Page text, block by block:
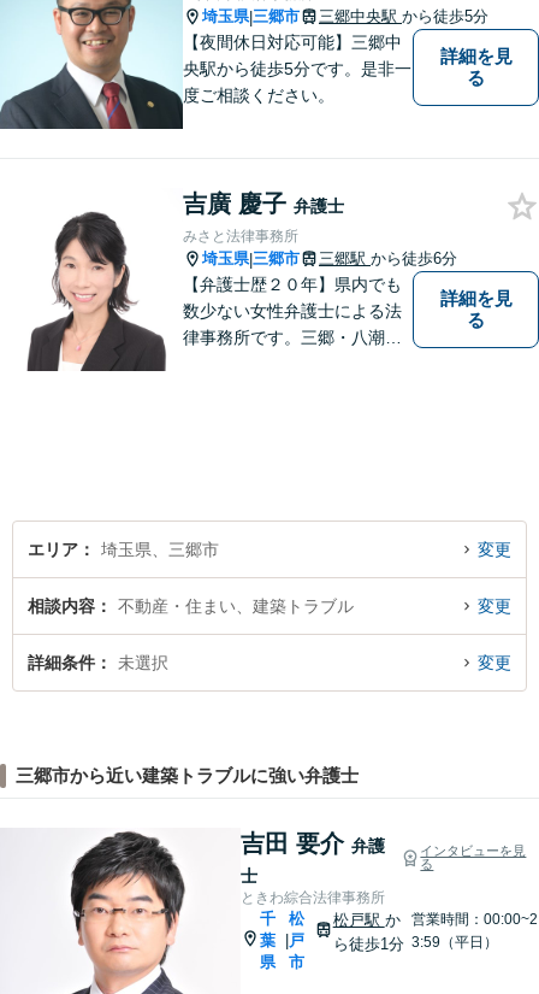
埼玉県|三郷市 三郷中央駅 から徒歩5分
【夜間休日対応可能】三郷中
央駅から徒歩5分です。是非一
度ご相談ください。
詳細を見
る
吉廣 慶子 弁護士
みさと法律事務所
埼玉県|三郷市 三郷駅 から徒歩6分
【弁護士歴２０年】県内でも
数少ない女性弁護士による法
律事務所です。三郷・八潮・
詳細を見
る
エリア 埼玉県、三郷市 変更
相談内容 不動産・住まい、建築トラブル 変更
詳細条件 未選択 変更
三郷市から近い建築トラブルに強い弁護士
吉田 要介 弁護
士
インタビューを見
る
ときわ綜合法律事務所
千
葉
県
松
戸
市
松戸駅 か
ら徒歩1分
営業時間：00:00~2
3:59（平日）